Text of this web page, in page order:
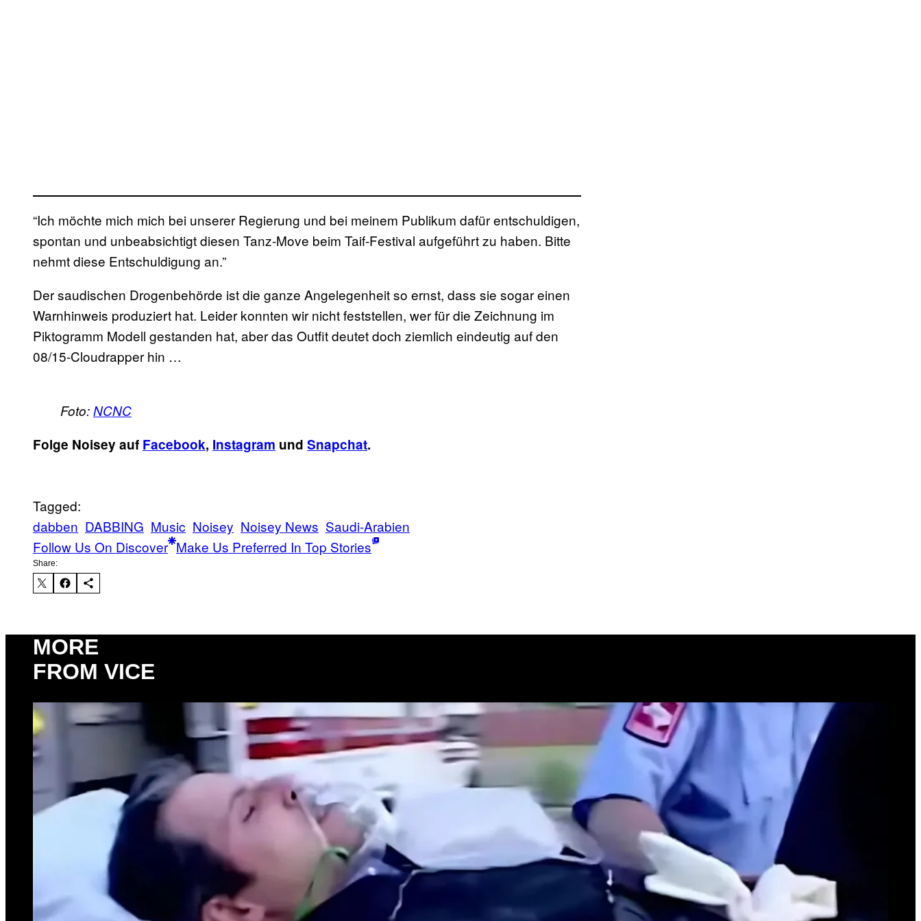
“Ich möchte mich mich bei unserer Regierung und bei meinem Publikum dafür entschuldigen,
spontan und unbeabsichtigt diesen Tanz-Move beim Taif-Festival aufgeführt zu haben. Bitte
nehmt diese Entschuldigung an.”
Der saudischen Drogenbehörde ist die ganze Angelegenheit so ernst, dass sie sogar einen
Warnhinweis produziert hat. Leider konnten wir nicht feststellen, wer für die Zeichnung im
Piktogramm Modell gestanden hat, aber das Outfit deutet doch ziemlich eindeutig auf den
08/15-Cloudrapper hin …
Foto:NCNC
Folge Noisey auf Facebook, Instagram und Snapchat.
Tagged:
dabben DABBING Music Noisey Noisey News Saudi-Arabien
Follow Us On Discover Make Us Preferred In Top Stories
Share:
MORE
FROM VICE